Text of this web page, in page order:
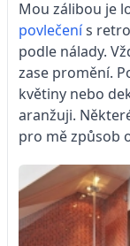
Mou zálibou je
povlečenís
podle nálady.
zase promění.
květiny nebo
aranžuji.
pro mě způsob